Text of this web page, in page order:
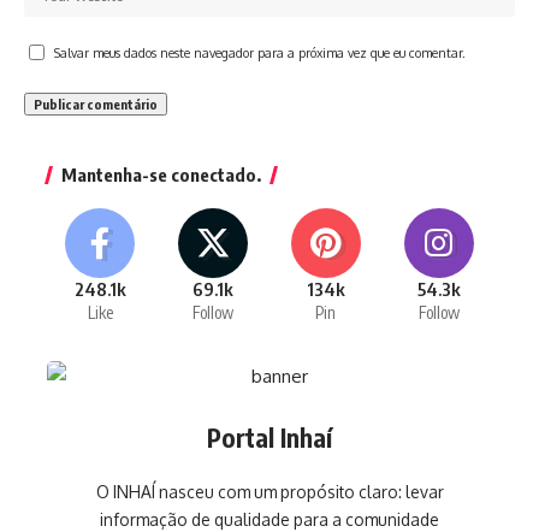
Salvar meus dados neste navegador para a próxima vez que eu comentar.
Mantenha-se conectado.
248.1k
Like
69.1k
Follow
134k
Pin
54.3k
Follow
Portal Inhaí
O INHAÍ nasceu com um propósito claro: levar
informação de qualidade para a comunidade